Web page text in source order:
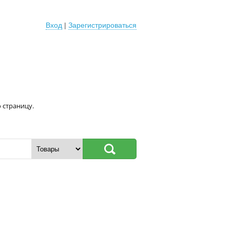
Вход | Зарегистрироваться